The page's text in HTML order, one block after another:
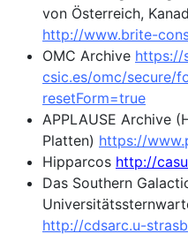
von Österreich,
http://www.brite-
OMC Archive https://
csic.es/omc/secure/
resetForm=true
APPLAUSE Archive
Platten) https://
Hipparcos http://
Das Southern
http://cdsarc.u-